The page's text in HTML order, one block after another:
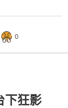
0
下狂影